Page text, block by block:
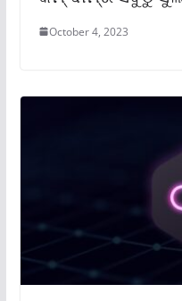
October 4, 2023